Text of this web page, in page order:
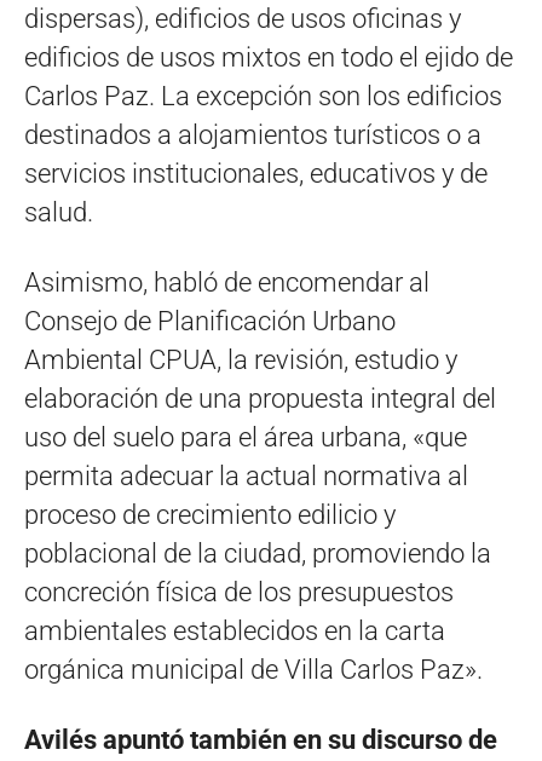
dispersas), edificios de usos oficinas y
edificios de usos mixtos en todo el ejido de
Carlos Paz. La excepción son los edificios
destinados a alojamientos turísticos o a
servicios institucionales, educativos y de
salud.
Asimismo, habló de encomendar al
Consejo de Planificación Urbano
Ambiental CPUA, la revisión, estudio y
elaboración de una propuesta integral del
uso del suelo para el área urbana, «que
permita adecuar la actual normativa al
proceso de crecimiento edilicio y
poblacional de la ciudad, promoviendo la
concreción física de los presupuestos
ambientales establecidos en la carta
orgánica municipal de Villa Carlos Paz».
Avilés apuntó también en su discurso de